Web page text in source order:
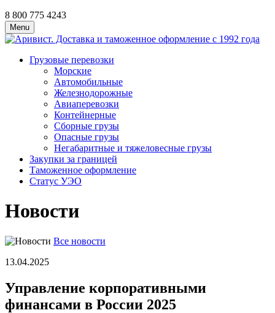
8 800 775 4243
Menu
Грузовые перевозки
Морские
Автомобильные
Железно­дорожные
Авиаперевозки
Контейнерные
Сборные грузы
Опасные грузы
Негабаритные и тяжело­весные грузы
Закупки за границей
Таможенное оформление
Статус УЭО
Новости
Все новости
13.04.2025
Управление корпоративными
финансами в России 2025